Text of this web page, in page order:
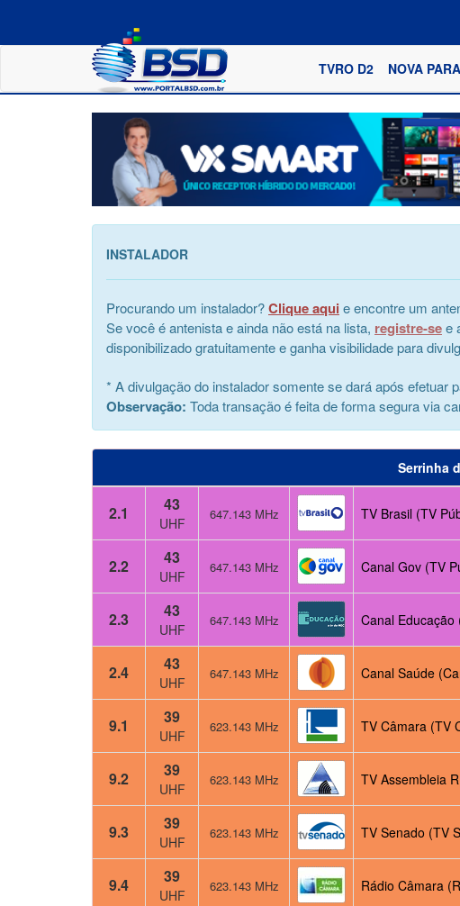
TVRO D2 NOVA
INSTALADOR
Procurando um instalador?Clique aqui e encontre um
Se você é antenista e ainda não está na lista, registre-see
disponibilizado gratuitamente e ganha visibilidade para
* A divulgação do instalador somente se dará após efetuar
Observação: Toda transação é feita de forma segura via
Serrinha
2.1 43
UHF
647.143 MHz TV Brasil (TV
2.2 43
UHF
647.143 MHz Canal Gov (TV
2.3 43
UHF
647.143 MHz Canal Educação
2.4 43
UHF
647.143 MHz Canal Saúde
9.1 39
UHF
623.143 MHz TV Câmara (TV
9.2 39
UHF
623.143 MHz TV Assembleia
9.3 39
UHF
623.143 MHz TV Senado (TV
9.4 39
UHF
623.143 MHz Rádio Câmara